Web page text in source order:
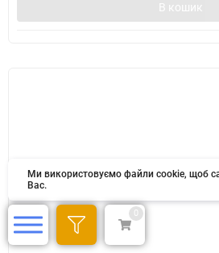
В кошик
0
Ми використовуємо файли cookie, щоб
Вас.